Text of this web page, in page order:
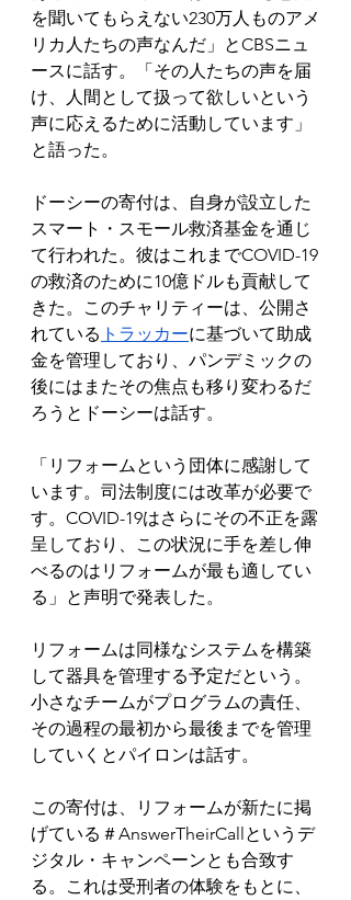
を聞いてもらえない230万人ものアメ
リカ人たちの声なんだ」とCBSニュ
ースに話す。「その人たちの声を届
け、人間として扱って欲しいという
声に応えるために活動しています」
と語った。
ドーシーの寄付は、自身が設立した
スマート・スモール救済基金を通じ
て行われた。彼はこれまでCOVID-19
の救済のために10億ドルも貢献して
きた。このチャリティーは、公開さ
れている トラッカーに基づいて助成
金を管理しており、パンデミックの
後にはまたその焦点も移り変わるだ
ろうとドーシーは話す。
「リフォームという団体に感謝して
います。司法制度には改革が必要で
す。COVID-19はさらにその不正を露
呈しており、この状況に手を差し伸
べるのはリフォームが最も適してい
る」と声明で発表した。
リフォームは同様なシステムを構築
して器具を管理する予定だという。
小さなチームがプログラムの責任、
その過程の最初から最後までを管理
していくとパイロンは話す。
この寄付は、リフォームが新たに掲
げている＃AnswerTheirCallというデ
ジタル・キャンペーンとも合致す
る。これは受刑者の体験をもとに、